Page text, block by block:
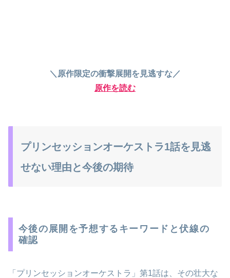
＼原作限定の衝撃展開を見逃すな／
原作を読む
プリンセッションオーケストラ1話を見逃
せない理由と今後の期待
今後の展開を予想するキーワードと伏線の
確認
「プリンセッションオーケストラ」第1話は、その壮大な